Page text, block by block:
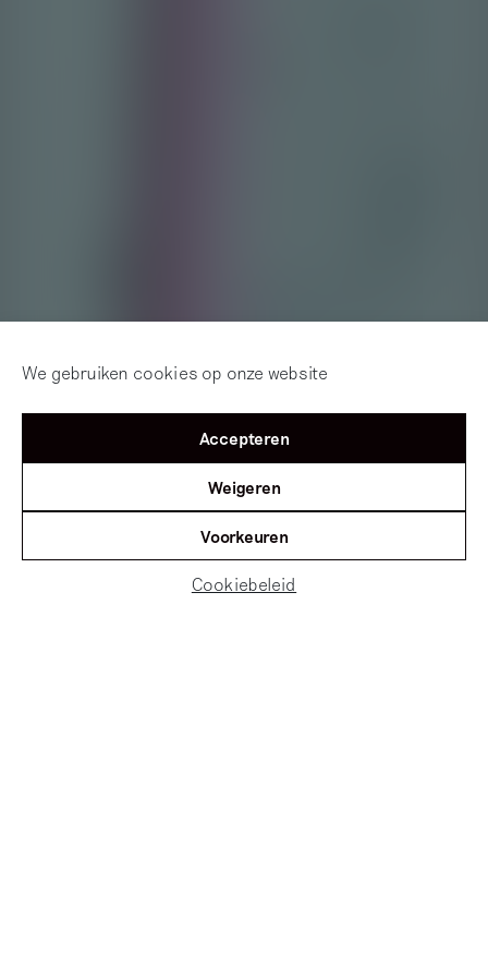
We gebruiken cookies op onze website
Accepteren
Weigeren
Voorkeuren
Cookiebeleid